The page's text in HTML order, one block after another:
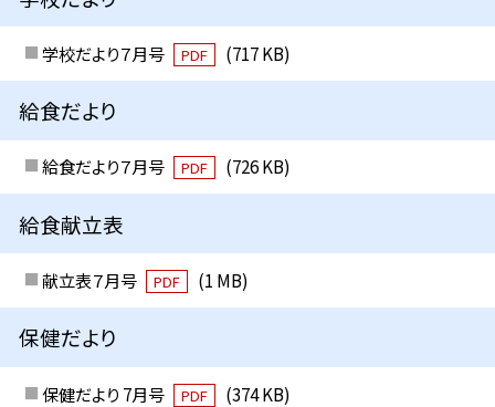
学校だより７月号 PDF (717 KB)
給食だより
給食だより７月号 PDF (726 KB)
給食献立表
献立表７月号 PDF (1 MB)
保健だより
保健だより 7月号 PDF
(374 KB)